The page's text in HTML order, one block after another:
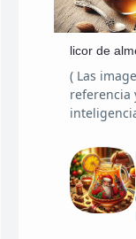
licor de
( Las
referencia